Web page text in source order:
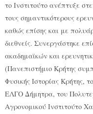
το Ινστιτούτο ανέπτυξε
τους σημαντικότερους
καθώς επίσης και με
διεθνείς. Συνεργάστηκε
ακαδημαϊκών και
(Πανεπιστήμιο Κρήτης
Φυσικής Ιστορίας Κρήτης,
ΕΛΓΟ Δήμητρα, του
Αγρονομικού Ινστιτούτο